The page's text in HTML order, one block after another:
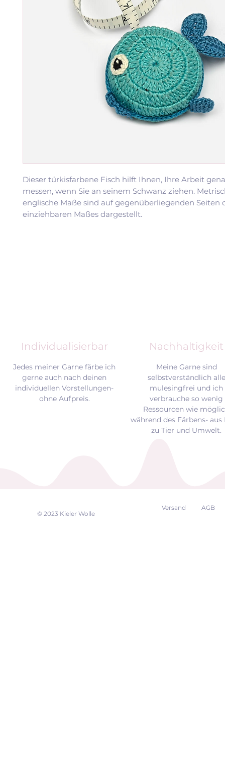
Dieser türkisfarbene Fisch hilft Ihnen, Ihre Arbeit
messen, wenn Sie an seinem Schwanz ziehen.
englische Maße sind auf gegenüberliegenden Seiten
einziehbaren Maßes dargestellt.
Individualisierbar Nachhaltigkeit
Jedes meiner Garne färbe ich
gerne auch nach deinen
individuellen Vorstellungen-
ohne Aufpreis.
Meine Garne sind
selbstverständlich alle
mulesingfrei und ich
verbrauche so wenig
Ressourcen wie
während des Färbens- aus
zu Tier und Umwelt.
© 2023 Kieler Wolle
Versand AGB